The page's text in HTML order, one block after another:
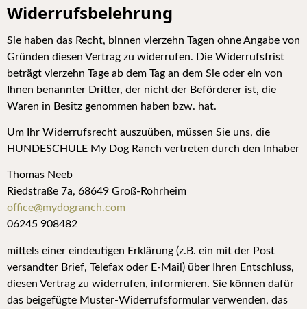
Widerrufsbelehrung
Sie haben das Recht, binnen vierzehn Tagen ohne Angabe von
Gründen diesen Vertrag zu widerrufen. Die Widerrufsfrist
beträgt vierzehn Tage ab dem Tag an dem Sie oder ein von
Ihnen benannter Dritter, der nicht der Beförderer ist, die
Waren in Besitz genommen haben bzw. hat.
Um Ihr Widerrufsrecht auszuüben, müssen Sie uns, die
HUNDESCHULE My Dog Ranch vertreten durch den Inhaber
Thomas Neeb
Riedstraße 7a, 68649 Groß-Rohrheim
office@mydogranch.com
06245 908482
mittels einer eindeutigen Erklärung (z.B. ein mit der Post
versandter Brief, Telefax oder E-Mail) über Ihren Entschluss,
diesen Vertrag zu widerrufen, informieren. Sie können dafür
das beigefügte Muster-Widerrufsformular verwenden, das